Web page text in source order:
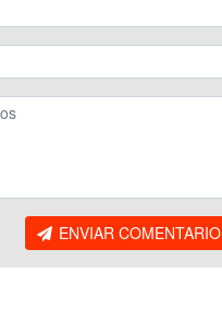
ENVIAR COMENTARIO